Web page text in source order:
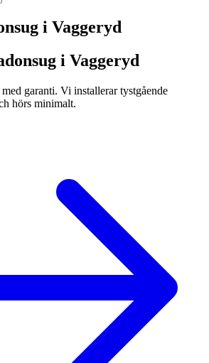
i Vaggeryd
i Vaggeryd
garanti. Vi installerar tystgående
hörs minimalt.